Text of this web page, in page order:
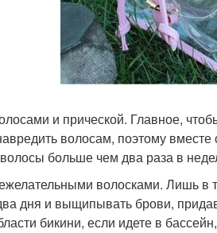
и прической. Главное,
волосам, поэтому
волосы больше чем два раза в
волосками. Лишь в
дня и выщипывать брови,
бикини, если идете в